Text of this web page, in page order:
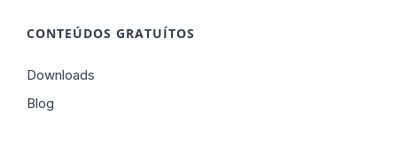
CONTEÚDOS GRATUÍTOS
Downloads
Blog